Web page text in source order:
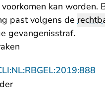
kan worden.
past volgens de
gevangenisstraf.